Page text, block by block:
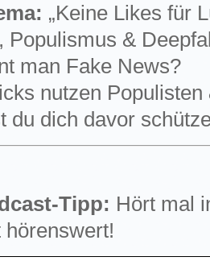
„Keine Likes für
Populismus &
man Fake News?
nutzen
du dich davor
Tipp: Hört mal